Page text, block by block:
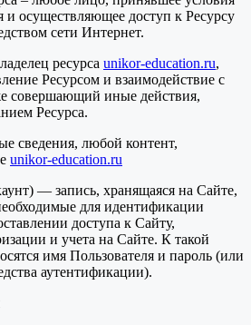
и осуществляющее доступ к Ресурсу
сети Интернет.
ресурса unikor-education.ru,
Ресурсом и взаимодействие с
совершающий иные действия,
Ресурса.
сведения, любой контент,
unikor-education.ru
— запись, хранящаяся на Сайте,
для идентификации
доступа к Сайту,
и учета на Сайте. К такой
имя Пользователя и пароль (или
аутентификации).